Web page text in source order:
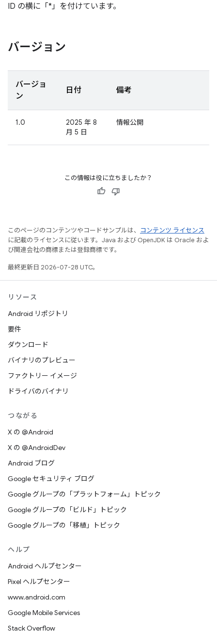
ID の横に「*」を付けています。
バージョン
バージョ
ン
日付 備考
1.0
2025 年 8
月 5 日
情報公開
この情報は役に立ちましたか？
このページのコンテンツやコードサンプルは、
コンテンツ ライセンス
に記載のライセンスに従います。Java および OpenJDK は Oracle およ
び関連会社の商標または登録商標です。
最終更新日 2026-07-28 UTC。
リソース
Android リポジトリ
要件
ダウンロード
バイナリのプレビュー
ファクトリー イメージ
ドライバのバイナリ
つながる
X の @Android
X の @AndroidDev
Android ブログ
Google セキュリティ ブログ
Google グループの「プラットフォーム」トピック
Google グループの「ビルド」トピック
Google グループの「移植」トピック
ヘルプ
Android ヘルプセンター
Pixel ヘルプセンター
www.android.com
Google Mobile Services
Stack Overflow